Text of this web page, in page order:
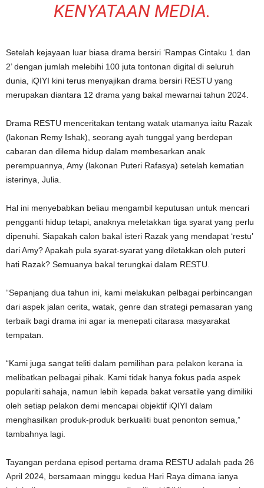
KENYATAAN MEDIA.
Setelah kejayaan luar biasa drama bersiri ‘Rampas Cintaku 1 dan
2’ dengan jumlah melebihi 100 juta tontonan digital di seluruh
dunia, iQIYI kini terus menyajikan drama bersiri RESTU yang
merupakan diantara 12 drama yang bakal mewarnai tahun 2024.
Drama RESTU menceritakan tentang watak utamanya iaitu Razak
(lakonan Remy Ishak), seorang ayah tunggal yang berdepan
cabaran dan dilema hidup dalam membesarkan anak
perempuannya, Amy (lakonan Puteri Rafasya) setelah kematian
isterinya, Julia.
Hal ini menyebabkan beliau mengambil keputusan untuk mencari
pengganti hidup tetapi, anaknya meletakkan tiga syarat yang perlu
dipenuhi. Siapakah calon bakal isteri Razak yang mendapat ‘restu’
dari Amy? Apakah pula syarat-syarat yang diletakkan oleh puteri
hati Razak? Semuanya bakal terungkai dalam RESTU.
“Sepanjang dua tahun ini, kami melakukan pelbagai perbincangan
dari aspek jalan cerita, watak, genre dan strategi pemasaran yang
terbaik bagi drama ini agar ia menepati citarasa masyarakat
tempatan.
“Kami juga sangat teliti dalam pemilihan para pelakon kerana ia
melibatkan pelbagai pihak. Kami tidak hanya fokus pada aspek
populariti sahaja, namun lebih kepada bakat versatile yang dimiliki
oleh setiap pelakon demi mencapai objektif iQIYI dalam
menghasilkan produk-produk berkualiti buat penonton semua,”
tambahnya lagi.
Tayangan perdana episod pertama drama RESTU adalah pada 26
April 2024, bersamaan minggu kedua Hari Raya dimana ianya